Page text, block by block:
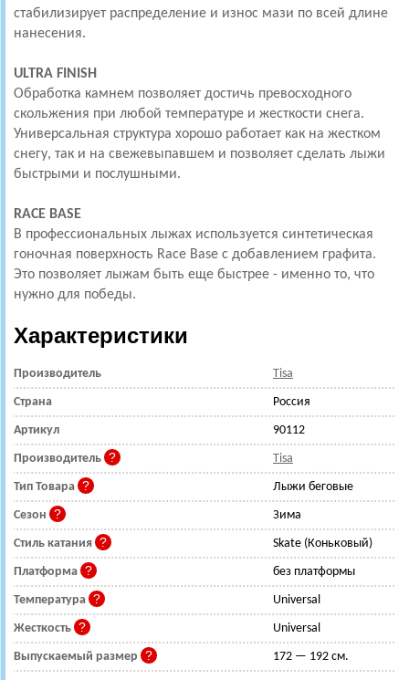
стабилизирует распределение и износ мази по всей длине
нанесения.
ULTRA FINISH
Обработка камнем позволяет достичь превосходного
скольжения при любой температуре и жесткости снега.
Универсальная структура хорошо работает как на жестком
снегу, так и на свежевыпавшем и позволяет сделать лыжи
быстрыми и послушными.
RACE BASE
В профессиональных лыжах используется синтетическая
гоночная поверхность Race Base с добавлением графита.
Это позволяет лыжам быть еще быстрее - именно то, что
нужно для победы.
Характеристики
Производитель Tisa
Страна Россия
Артикул 90112
Производитель Tisa
Тип Товара Лыжи беговые
Сезон Зима
Стиль катания Skate (Коньковый)
Платформа без платформы
Температура Universal
Жесткость Universal
Выпускаемый размер 172 — 192 см.